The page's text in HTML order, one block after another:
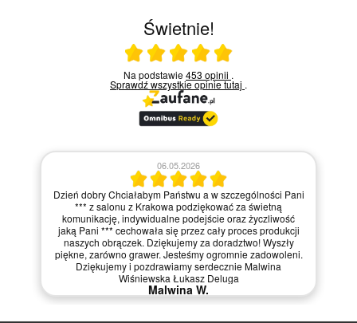
Świetnie!
Ocena średnia 5 na 5
Na podstawie453 opinii .
Sprawdź wszystkie opinietutaj .
06.05.2026
Dzień dobry Chciałabym Państwu a w szczególności Pani
*** z salonu z Krakowa podziękować za świetną
komunikację, indywidualne podejście oraz życzliwość
jaką Pani *** cechowała się przez cały proces produkcji
naszych obrączek. Dziękujemy za doradztwo! Wyszły
piękne, zarówno grawer. Jesteśmy ogromnie zadowoleni.
Dziękujemy i pozdrawiamy serdecznie Malwina
Wiśniewska Łukasz Deluga
Malwina W.